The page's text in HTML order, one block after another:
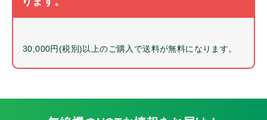
30,000円(税別)以上のご購入で送料が無料になります。